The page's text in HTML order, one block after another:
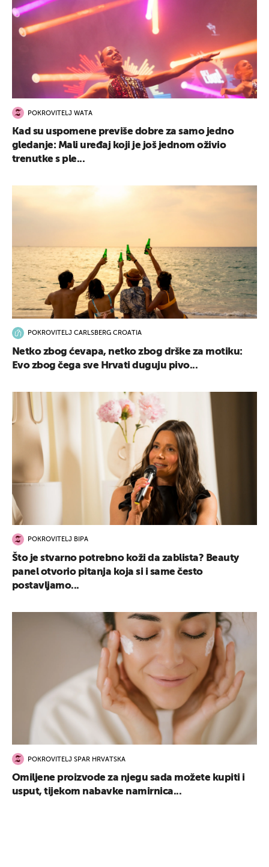
POKROVITELJ WATA
Kad su uspomene previše dobre za samo jedno
gledanje: Mali uređaj koji je još jednom oživio
trenutke s ple...
POKROVITELJ CARLSBERG CROATIA
Netko zbog ćevapa, netko zbog drške za motiku:
Evo zbog čega sve Hrvati duguju pivo...
POKROVITELJ BIPA
Što je stvarno potrebno koži da zablista? Beauty
panel otvorio pitanja koja si i same često
postavljamo...
POKROVITELJ SPAR HRVATSKA
Omiljene proizvode za njegu sada možete kupiti i
usput, tijekom nabavke namirnica...